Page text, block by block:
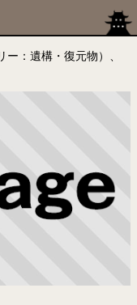
：遺構・復元物）、